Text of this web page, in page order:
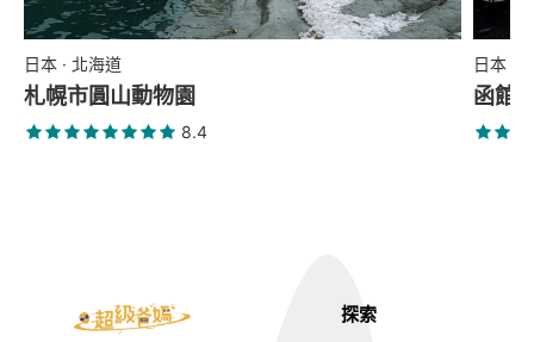
日本 · 北海道
札幌市圓山動物園
8.4
日本 ·
函館
探索